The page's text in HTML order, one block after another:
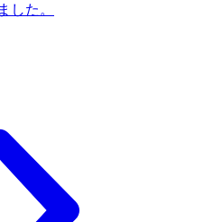
した。